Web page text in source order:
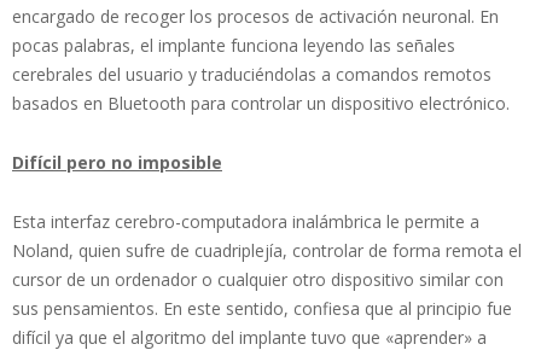
encargado de recoger los procesos de activación neuronal. En
pocas palabras, el implante funciona leyendo las señales
cerebrales del usuario y traduciéndolas a comandos remotos
basados en Bluetooth para controlar un dispositivo electrónico.
Difícil pero no imposible
Esta interfaz cerebro-computadora inalámbrica le permite a
Noland, quien sufre de cuadriplejía, controlar de forma remota el
cursor de un ordenador o cualquier otro dispositivo similar con
sus pensamientos. En este sentido, confiesa que al principio fue
difícil ya que el algoritmo del implante tuvo que «aprender» a